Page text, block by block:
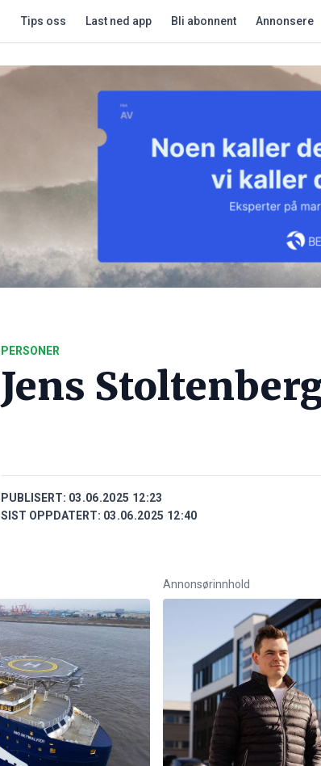
Tips oss Last ned app Bli abonnent Annonsere
PERSONER
Jens
PUBLISERT: 03.06.2025 12:23
SIST OPPDATERT: 03.06.2025 12:40
Annonsørinnhold